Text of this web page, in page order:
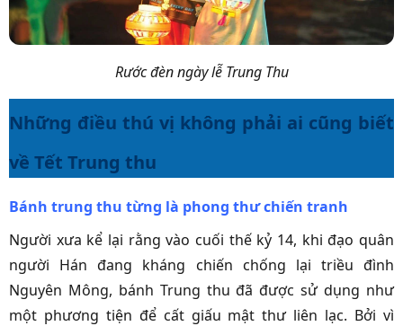
Rước đèn ngày lễ Trung Thu
Những điều thú vị không phải ai cũng biết
về Tết Trung thu
Bánh trung thu từng là phong thư chiến tranh
Người xưa kể lại rằng vào cuối thế kỷ 14, khi đạo quân
người Hán đang kháng chiến chống lại triều đình
Nguyên Mông, bánh Trung thu đã được sử dụng như
một phương tiện để cất giấu mật thư liên lạc. Bởi vì